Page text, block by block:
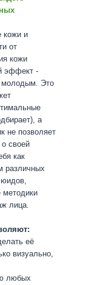
кожи и
от
кожи
эффект -
молодым. Это
а
не позволяет
своей
как
различных
методики
лица.
её
визуально,
любых